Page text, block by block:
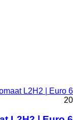
L2H2 | Euro 6
20